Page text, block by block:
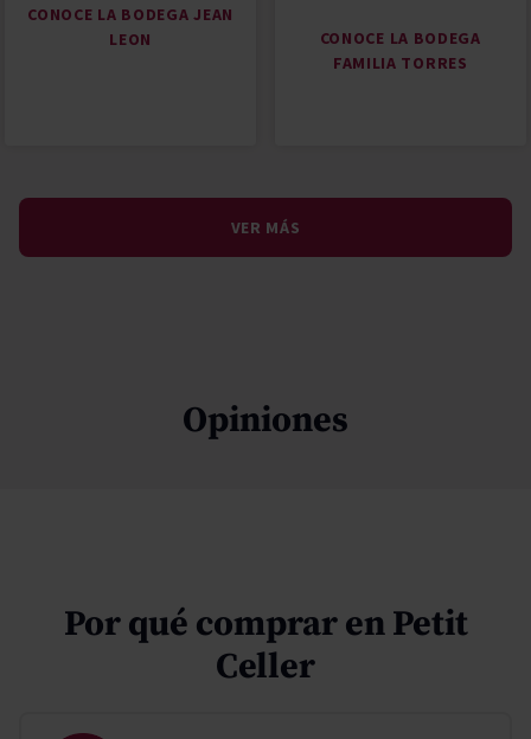
CONOCE LA BODEGA JEAN
LEON
CONOCE LA BODEGA
FAMILIA TORRES
VER MÁS
Opiniones
Por qué comprar en Petit
Celler